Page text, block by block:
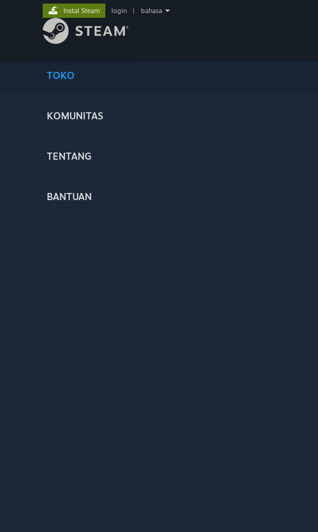
TOKO
KOMUNITAS
TENTANG
BANTUAN
Instal Steam login bahasa